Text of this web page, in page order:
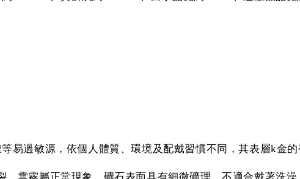
易過敏源，依個人體質、環境及配戴習慣不同，其表層k金